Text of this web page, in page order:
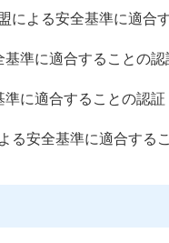
による安全基準に適合
基準に適合することの認
準に適合することの認証
る安全基準に適合する